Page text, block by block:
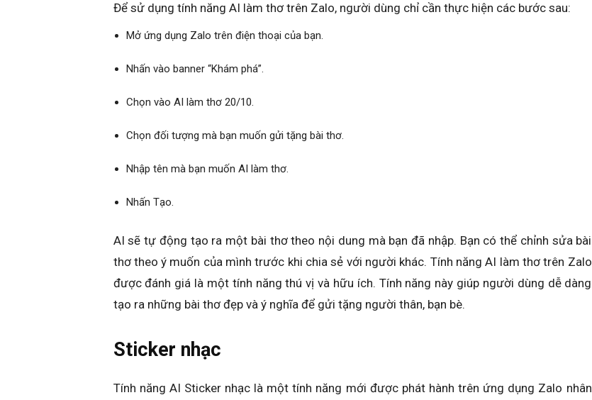
Để sử dụng tính năng AI làm thơ trên Zalo, người dùng chỉ cần thực hiện các bước sau:
Mở ứng dụng Zalo trên điện thoại của bạn.
Nhấn vào banner “Khám phá”.
Chọn vào AI làm thơ 20/10.
Chọn đối tượng mà bạn muốn gửi tặng bài thơ.
Nhập tên mà bạn muốn AI làm thơ.
Nhấn Tạo.
AI sẽ tự động tạo ra một bài thơ theo nội dung mà bạn đã nhập. Bạn có thể chỉnh sửa bài
thơ theo ý muốn của mình trước khi chia sẻ với người khác. Tính năng AI làm thơ trên Zalo
được đánh giá là một tính năng thú vị và hữu ích. Tính năng này giúp người dùng dễ dàng
tạo ra những bài thơ đẹp và ý nghĩa để gửi tặng người thân, bạn bè.
Sticker nhạc
Tính năng AI Sticker nhạc là một tính năng mới được phát hành trên ứng dụng Zalo nhân